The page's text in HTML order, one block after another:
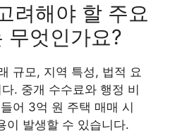
려해야 할 주요
무엇인가요?
규모, 지역 특성, 법적 요
. 중개 수수료와 행정 비
어 3억 원 주택 매매 시
이 발생할 수 있습니다.